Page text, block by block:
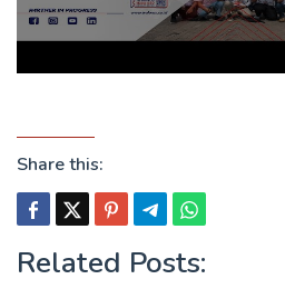
Share this:
Related Posts: